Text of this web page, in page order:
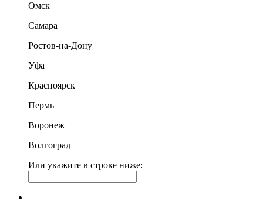
Омск
Самара
Ростов-на-Дону
Уфа
Красноярск
Пермь
Воронеж
Волгоград
Или укажите в строке ниже: